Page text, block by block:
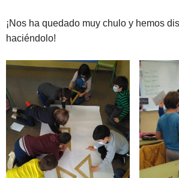
¡Nos ha quedado muy chulo y hemos
haciéndolo!